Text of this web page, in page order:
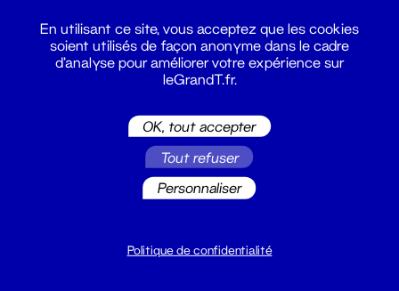
Du lundi au vendredi 14h → 18h
En utilisant ce site, vous acceptez que les cookies
soient utilisés de façon anonyme dans le cadre
d'analyse pour améliorer votre expérience sur
leGrandT.fr.
OK, tout accepter
Tout refuser
Personnaliser
Politique de confidentialité